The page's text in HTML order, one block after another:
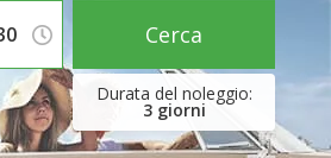
Ελληνικά
Hrvatski
3 giorni
Cerca